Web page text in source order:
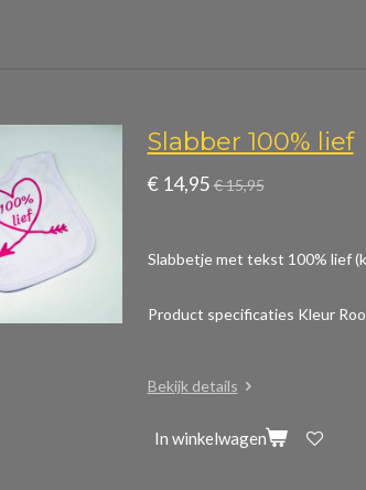
Slabber 100% lief
€ 14,95 € 15,95
Slabbetje met tekst 100% lief
Product specificaties Kleur
Bekijk details
In winkelwagen